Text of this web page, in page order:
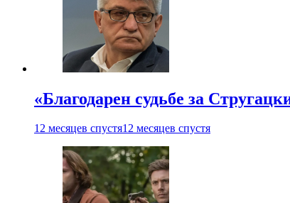
«Благодарен судьбе за
12 месяцев спустя12 месяцев спустя